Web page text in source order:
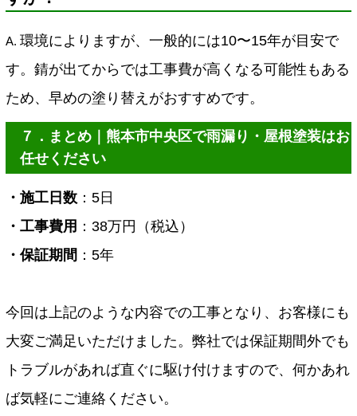
A. 環境によりますが、一般的には10〜15年が目安で
す。錆が出てからでは工事費が高くなる可能性もある
ため、早めの塗り替えがおすすめです。
７．まとめ｜熊本市中央区で雨漏り・屋根塗装はお
任せください
・施工日数 ：5日
・工事費用 ：38万円（税込）
・保証期間 ：5年
今回は上記のような内容での工事となり、お客様にも
大変ご満足いただけました。弊社では保証期間外でも
トラブルがあれば直ぐに駆け付けますので、何かあれ
ば気軽にご連絡ください。